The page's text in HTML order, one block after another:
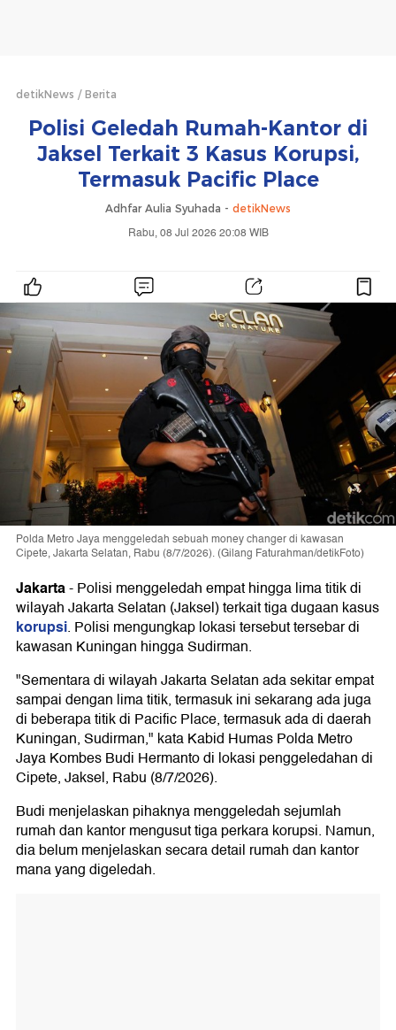
detikNews Berita
Polisi Geledah Rumah-Kantor di
Jaksel Terkait 3 Kasus Korupsi,
Termasuk Pacific Place
Adhfar Aulia Syuhada - detikNews
Rabu, 08 Jul 2026 20:08 WIB
Polda Metro Jaya menggeledah sebuah money changer di kawasan
Cipete, Jakarta Selatan, Rabu (8/7/2026). (Gilang Faturahman/detikFoto)
Jakarta-Polisi menggeledah empat hingga lima titik di
wilayah Jakarta Selatan (Jaksel) terkait tiga dugaan kasus
korupsi. Polisi mengungkap lokasi tersebut tersebar di
kawasan Kuningan hingga Sudirman.
"Sementara di wilayah Jakarta Selatan ada sekitar empat
sampai dengan lima titik, termasuk ini sekarang ada juga
di beberapa titik di Pacific Place, termasuk ada di daerah
Kuningan, Sudirman," kata Kabid Humas Polda Metro
Jaya Kombes Budi Hermanto di lokasi penggeledahan di
Cipete, Jaksel, Rabu (8/7/2026).
Budi menjelaskan pihaknya menggeledah sejumlah
rumah dan kantor mengusut tiga perkara korupsi. Namun,
dia belum menjelaskan secara detail rumah dan kantor
mana yang digeledah.